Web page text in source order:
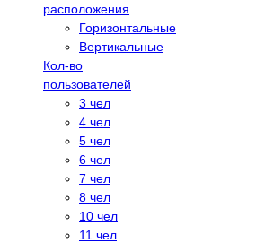
расположения
Горизонтальные
Вертикальные
Кол-во
пользователей
3 чел
4 чел
5 чел
6 чел
7 чел
8 чел
10 чел
11 чел